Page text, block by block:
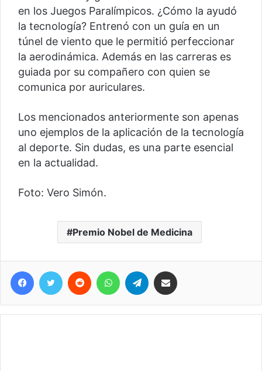
en los Juegos Paralímpicos. ¿Cómo la ayudó
la tecnología? Entrenó con un guía en un
túnel de viento que le permitió perfeccionar
la aerodinámica. Además en las carreras es
guiada por su compañero con quien se
comunica por auriculares.
Los mencionados anteriormente son apenas
uno ejemplos de la aplicación de la tecnología
al deporte. Sin dudas, es una parte esencial
en la actualidad.
Foto: Vero Simón.
Premio Nobel de Medicina
Facebook
Twitter Reddit WhatsAppTelegram